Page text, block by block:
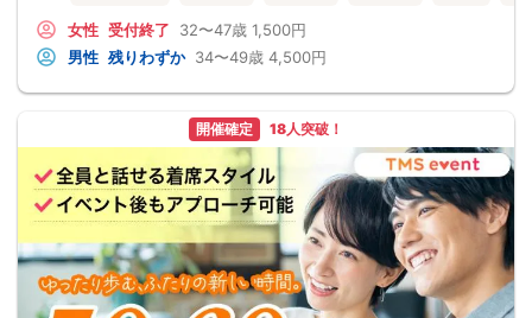
女性 受付終了 32〜47歳 1,500円
男性 残りわずか 34〜49歳 4,500円
開催確定 18人突破！